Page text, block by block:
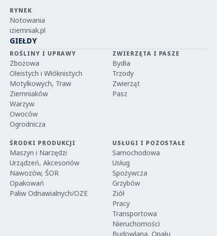
RYNEK
Notowania
iziemniak.pl
GIEŁDY
ROŚLINY I UPRAWY
Zbożowa
Oleistych i Włóknistych
Motylkowych, Traw
Ziemniaków
Warzyw
Owoców
Ogrodnicza
ZWIERZĘTA I PASZE
Bydła
Trzody
Zwierząt
Pasz
ŚRODKI PRODUKCJI
Maszyn i Narzędzi
Urządzeń, Akcesoriów
Nawozów, ŚOR
Opakowań
Paliw Odnawialnych/OZE
USŁUGI I POZOSTAŁE
Samochodowa
Usług
Spożywcza
Grzybów
Ziół
Pracy
Transportowa
Nieruchomości
Budowlana, Opału